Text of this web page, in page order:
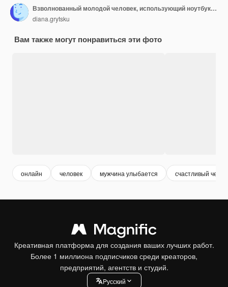
Взволнованный молодой человек, использующий ноутбук, сидя дома на диване
diana.grytsku
Вам также могут понравиться эти фото
онлайн человек мужчина улыбается счастливый
Креативная платформа для создания ваших лучших работ.
Более 1 миллиона подписчиков среди креаторов,
предприятий, агентств и студий.
Pусский